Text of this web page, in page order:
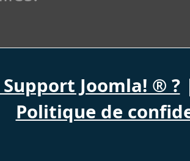
Joomla! ® ?
Politique de